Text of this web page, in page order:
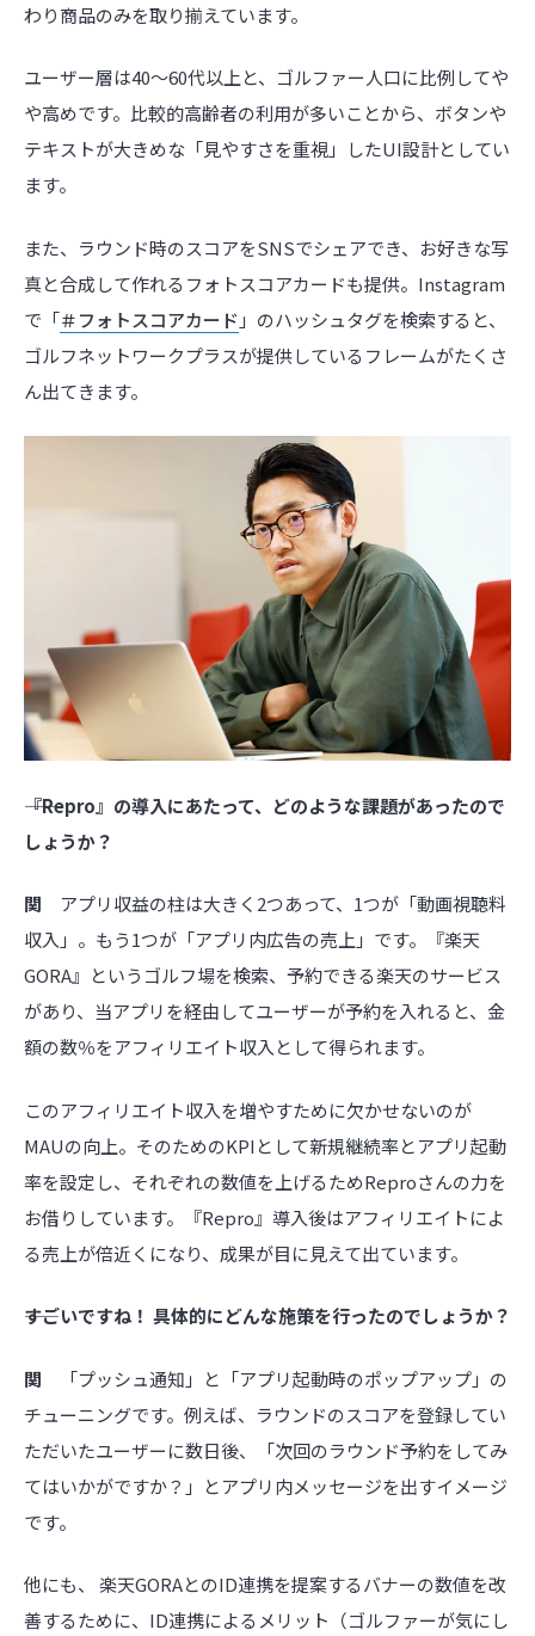
わり商品のみを取り揃えています。
ユーザー層は40〜60代以上と、ゴルファー人口に比例してや
や高めです。比較的高齢者の利用が多いことから、ボタンや
テキストが大きめな「見やすさを重視」したUI設計としてい
ます。
また、ラウンド時のスコアをSNSでシェアでき、お好きな写
真と合成して作れるフォトスコアカードも提供。Instagram
で「＃フォトスコアカード 」のハッシュタグを検索すると、
ゴルフネットワークプラスが提供しているフレームがたくさ
ん出てきます。
――『Repro』の導入にあたって、どのような課題があったので
しょうか？
関 アプリ収益の柱は大きく2つあって、1つが「動画視聴料
収入」。もう1つが「アプリ内広告の売上」です。『楽天
GORA』というゴルフ場を検索、予約できる楽天のサービス
があり、当アプリを経由してユーザーが予約を入れると、金
額の数％をアフィリエイト収入として得られます。
このアフィリエイト収入を増やすために欠かせないのが
MAUの向上。そのためのKPIとして新規継続率とアプリ起動
率を設定し、それぞれの数値を上げるためReproさんの力を
お借りしています。『Repro』導入後はアフィリエイトによ
る売上が倍近くになり、成果が目に見えて出ています。
――すごいですね！ 具体的にどんな施策を行ったのでしょうか？
関
「プッシュ通知」と「アプリ起動時のポップアップ」の
チューニングです。例えば、ラウンドのスコアを登録してい
ただいたユーザーに数日後、「次回のラウンド予約をしてみ
てはいかがですか？」とアプリ内メッセージを出すイメージ
です。
他にも、 楽天GORAとのID連携を提案するバナーの数値を改
善するために、ID連携によるメリット（ゴルファーが気にし